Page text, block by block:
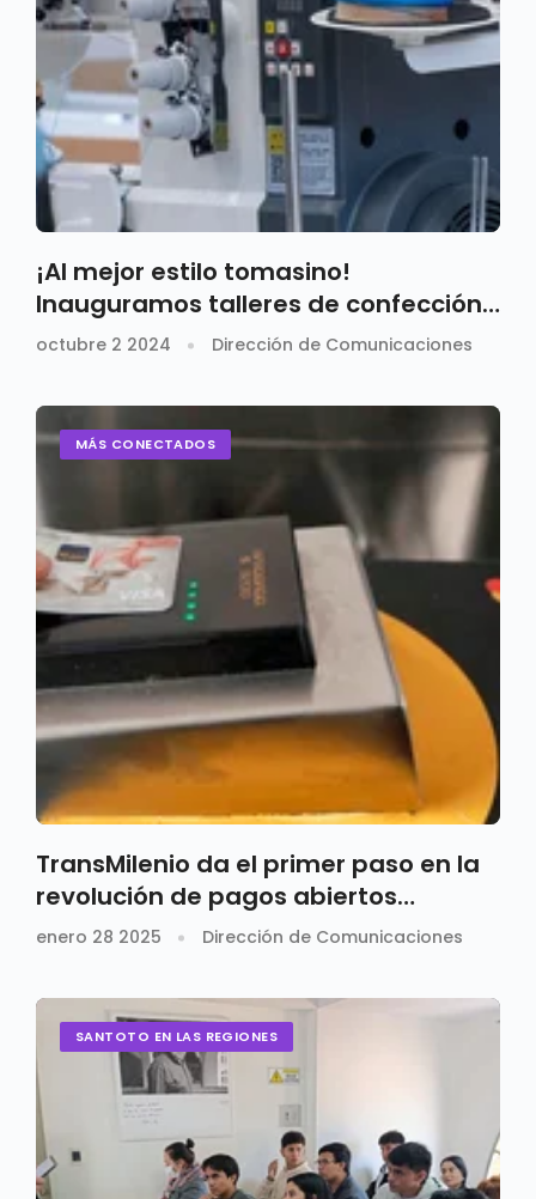
¡Al mejor estilo tomasino!
Inauguramos talleres de confección
y textiles
octubre 2 2024 Dirección de Comunicaciones
MÁS CONECTADOS
TransMilenio da el primer paso en la
revolución de pagos abiertos
digitales
enero 28 2025 Dirección de Comunicaciones
SANTOTO EN LAS REGIONES